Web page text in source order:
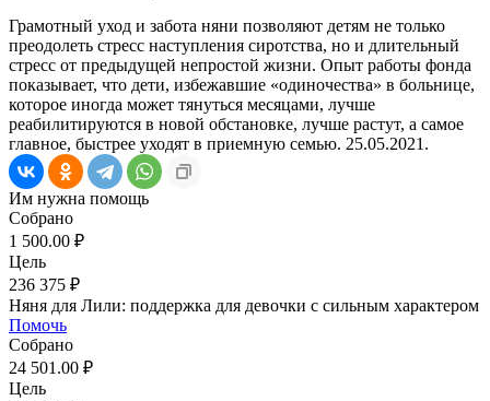
Грамотный уход и забота няни позволяют детям не только
преодолеть стресс наступления сиротства, но и длительный
стресс от предыдущей непростой жизни. Опыт работы фонда
показывает, что дети, избежавшие «одиночества» в больнице,
которое иногда может тянуться месяцами, лучше
реабилитируются в новой обстановке, лучше растут, а самое
главное, быстрее уходят в приемную семью. 25.05.2021.
Им нужна помощь
Собрано
1 500.00 ₽
Цель
236 375 ₽
Няня для Лили: поддержка для девочки с сильным характером
Помочь
Собрано
24 501.00 ₽
Цель